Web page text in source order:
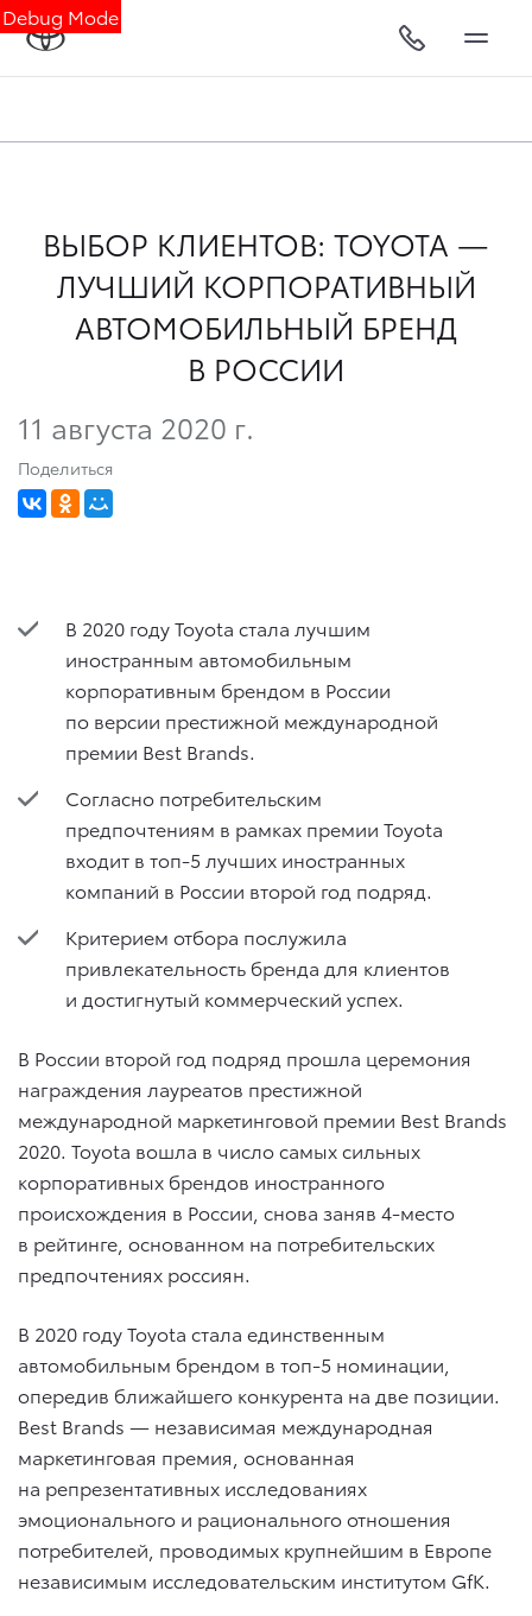
Debug Mode
ВЫБОР КЛИЕНТОВ: TOYOTA —
ЛУЧШИЙ КОРПОРАТИВНЫЙ
АВТОМОБИЛЬНЫЙ БРЕНД
В РОССИИ
11 августа 2020 г.
Поделиться
В 2020 году Toyota стала лучшим
иностранным автомобильным
корпоративным брендом в России
по версии престижной международной
премии Best Brands.
Согласно потребительским
предпочтениям в рамках премии Toyota
входит в топ-5 лучших иностранных
компаний в России второй год подряд.
Критерием отбора послужила
привлекательность бренда для клиентов
и достигнутый коммерческий успех.
В России второй год подряд прошла церемония
награждения лауреатов престижной
международной маркетинговой премии Best Brands
2020. Toyota вошла в число самых сильных
корпоративных брендов иностранного
происхождения в России, снова заняв 4-место
в рейтинге, основанном на потребительских
предпочтениях россиян.
В 2020 году Toyota стала единственным
автомобильным брендом в топ-5 номинации,
опередив ближайшего конкурента на две позиции.
Best Brands — независимая международная
маркетинговая премия, основанная
на репрезентативных исследованиях
эмоционального и рационального отношения
потребителей, проводимых крупнейшим в Европе
независимым исследовательским институтом GfK.